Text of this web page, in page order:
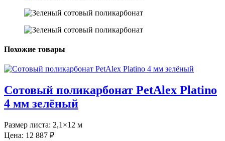
Похожие товары
Сотовый поликарбонат PetAlex Platino
4 мм зелёный
Размер листа: 2,1×12 м
Цена: 12 887 ₽